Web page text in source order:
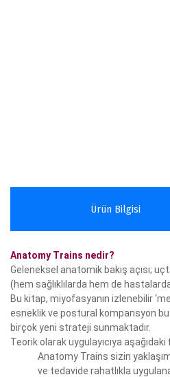
Ürün Bilgisi
Anatomy Trains nedir?
Geleneksel anatomik bakış açısı;
(hem sağlıklılarda hem de
Bu kitap, miyofasyanın izlenebilir
esneklik ve postural kompansyon
birçok yeni strateji sunmaktadır.
Teorik olarak uygulayıcıya
Anatomy Trains sizin
ve tedavide rahatlıkla